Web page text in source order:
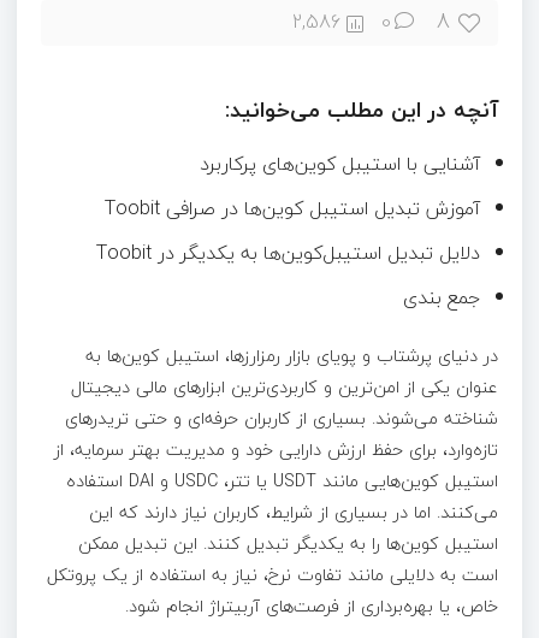
8
0
2,586
آنچه در این مطلب می‌خوانید:
آشنایی با استیبل‌ کوین‌های پرکاربرد
آموزش تبدیل استیبل‌ کوین‌ها در صرافی Toobit
دلایل تبدیل استیبل‌کوین‌ها به یکدیگر در Toobit
جمع بندی
در دنیای پرشتاب و پویای بازار رمزارزها، استیبل‌ کوین‌ها به
عنوان یکی از امن‌ترین و کاربردی‌ترین ابزارهای مالی دیجیتال
شناخته می‌شوند. بسیاری از کاربران حرفه‌ای و حتی تریدرهای
تازه‌وارد، برای حفظ ارزش دارایی خود و مدیریت بهتر سرمایه، از
استیبل‌ کوین‌هایی مانند USDT یا تتر، USDC و DAI استفاده
می‌کنند. اما در بسیاری از شرایط، کاربران نیاز دارند که این
استیبل‌ کوین‌ها را به یکدیگر تبدیل کنند. این تبدیل ممکن
است به دلایلی مانند تفاوت نرخ، نیاز به استفاده از یک پروتکل
خاص، یا بهره‌برداری از فرصت‌های آربیتراژ انجام شود.